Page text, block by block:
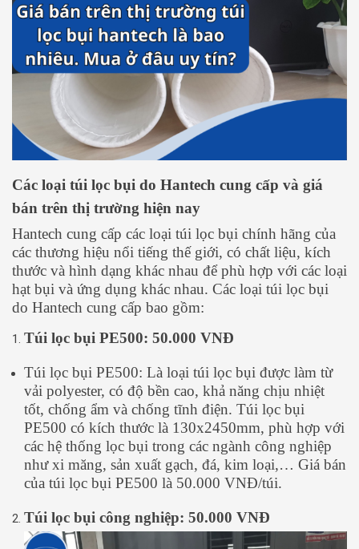
Các loại túi lọc bụi do Hantech cung cấp và giá
bán trên thị trường hiện nay
Hantech cung cấp các loại túi lọc bụi chính hãng của
các thương hiệu nổi tiếng thế giới, có chất liệu, kích
thước và hình dạng khác nhau để phù hợp với các loại
hạt bụi và ứng dụng khác nhau. Các loại túi lọc bụi
do Hantech cung cấp bao gồm:
Túi lọc bụi PE500: 50.000 VNĐ
Túi lọc bụi PE500: Là loại túi lọc bụi được làm từ
vải polyester, có độ bền cao, khả năng chịu nhiệt
tốt, chống ẩm và chống tĩnh điện. Túi lọc bụi
PE500 có kích thước là 130x2450mm, phù hợp với
các hệ thống lọc bụi trong các ngành công nghiệp
như xi măng, sản xuất gạch, đá, kim loại,… Giá bán
của túi lọc bụi PE500 là 50.000 VNĐ/túi.
Túi lọc bụi công nghiệp: 50.000 VNĐ